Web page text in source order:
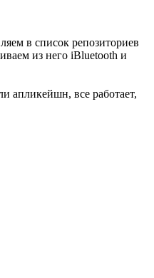
в список репозиториев
из него iBluetooth и
апликейшн, все работает,